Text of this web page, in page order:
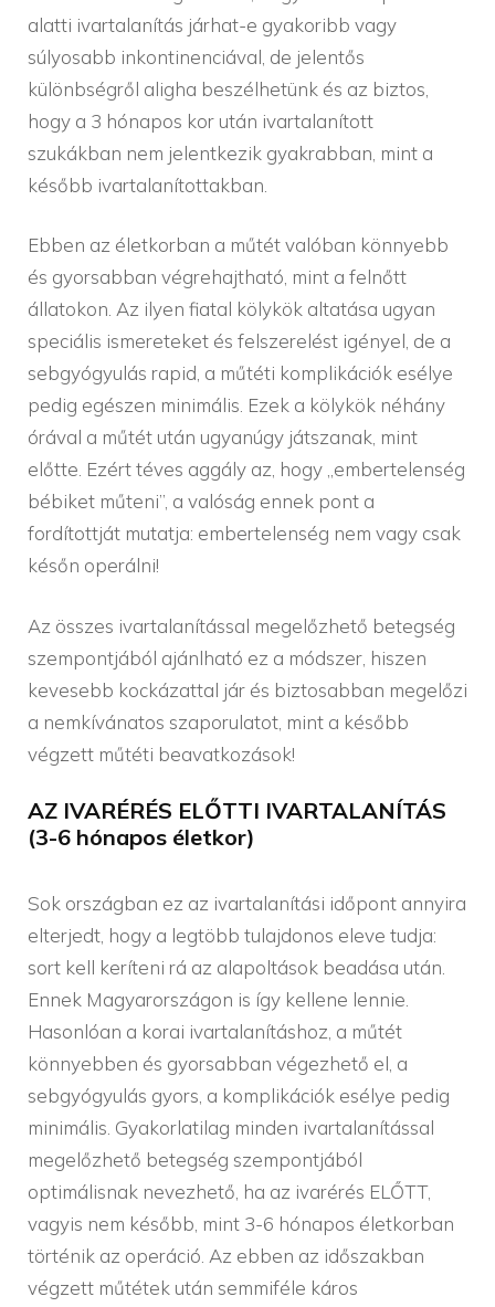
alatti ivartalanítás járhat-e gyakoribb vagy
súlyosabb inkontinenciával, de jelentős
különbségről aligha beszélhetünk és az biztos,
hogy a 3 hónapos kor után ivartalanított
szukákban nem jelentkezik gyakrabban, mint a
később ivartalanítottakban.
Ebben az életkorban a műtét valóban könnyebb
és gyorsabban végrehajtható, mint a felnőtt
állatokon. Az ilyen fiatal kölykök altatása ugyan
speciális ismereteket és felszerelést igényel, de a
sebgyógyulás rapid, a műtéti komplikációk esélye
pedig egészen minimális. Ezek a kölykök néhány
órával a műtét után ugyanúgy játszanak, mint
előtte. Ezért téves aggály az, hogy „embertelenség
bébiket műteni”, a valóság ennek pont a
fordítottját mutatja: embertelenség nem vagy csak
későn operálni!
Az összes ivartalanítással megelőzhető betegség
szempontjából ajánlható ez a módszer, hiszen
kevesebb kockázattal jár és biztosabban megelőzi
a nemkívánatos szaporulatot, mint a később
végzett műtéti beavatkozások!
AZ IVARÉRÉS ELŐTTI IVARTALANÍTÁS
(3-6 hónapos életkor)
Sok országban ez az ivartalanítási időpont annyira
elterjedt, hogy a legtöbb tulajdonos eleve tudja:
sort kell keríteni rá az alapoltások beadása után.
Ennek Magyarországon is így kellene lennie.
Hasonlóan a korai ivartalanításhoz, a műtét
könnyebben és gyorsabban végezhető el, a
sebgyógyulás gyors, a komplikációk esélye pedig
minimális. Gyakorlatilag minden ivartalanítással
megelőzhető betegség szempontjából
optimálisnak nevezhető, ha az ivarérés ELŐTT,
vagyis nem később, mint 3-6 hónapos életkorban
történik az operáció. Az ebben az időszakban
végzett műtétek után semmiféle káros